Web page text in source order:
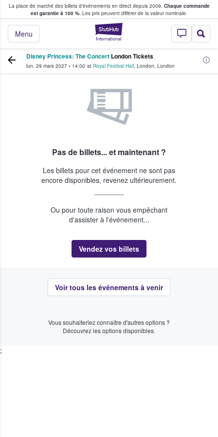
La place de marché des billets d’événements en direct depuis 2009. Chaque commande
est garantie à 100 %. Les prix peuvent différer de la valeur nominale.
StubHub - Où
Menu
fans achètent et vendent des billets
Disney Princess: The Concert London Tickets
lun. 29 mars 2027 • 14:00 at Royal Festival Hall, London, London
Pas de billets... et maintenant ?
Les billets pour cet événement ne sont pas
encore disponibles, revenez ultérieurement.
Ou pour toute raison vous empêchant
d'assister à l'événement...
Vendez vos billets
Voir tous les événements à venir
Vous souhaiteriez connaître d'autres options ?
Découvrez les options disponibles.
;